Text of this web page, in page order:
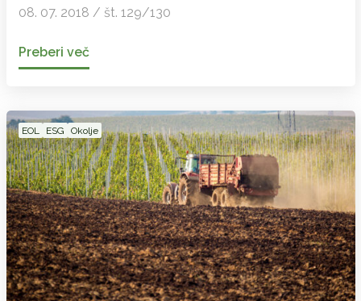
08. 07. 2018 / št. 129/130
Preberi več
EOL ESG Okolje